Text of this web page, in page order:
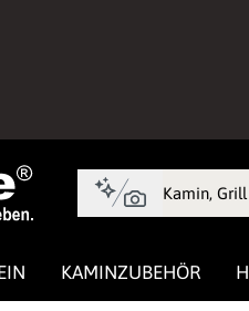
springen
KAMINZUBEHÖR